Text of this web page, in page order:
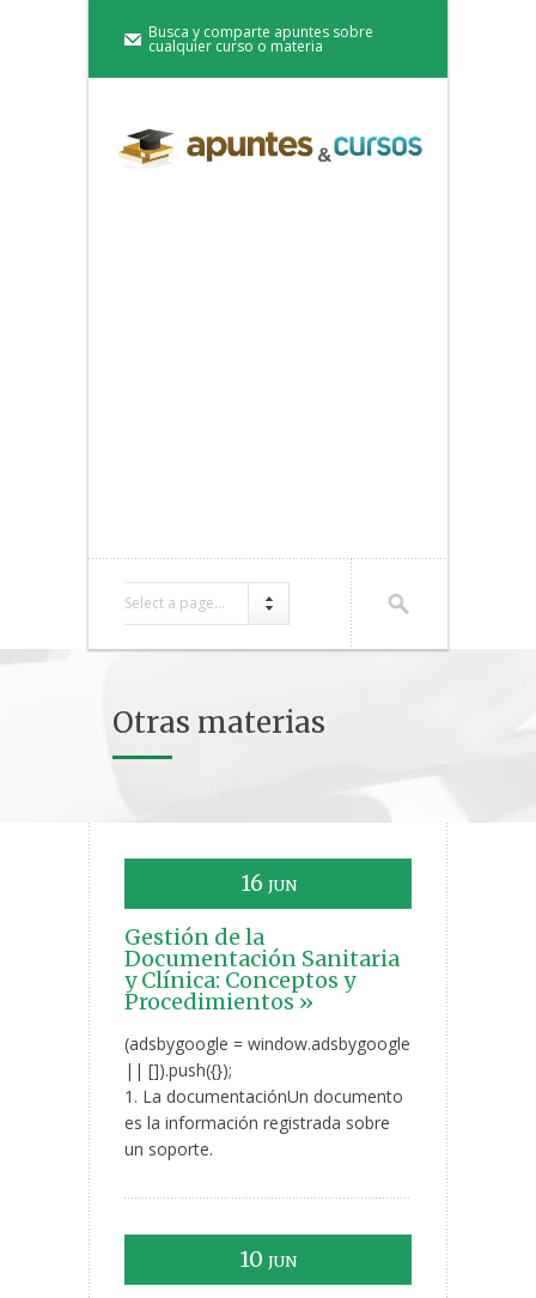
Busca y comparte apuntes sobre
cualquier curso o materia
Select a page...
Otras materias
16 JUN
Gestión de la
Documentación Sanitaria
y Clínica: Conceptos y
Procedimientos »
(adsbygoogle = window.adsbygoogle
|| []).push({});
1. La documentaciónUn documento
es la información registrada sobre
un soporte.
10 JUN